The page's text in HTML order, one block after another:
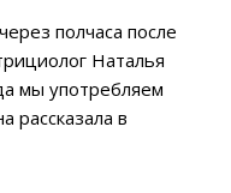
полчаса после
Наталья
мы употребляем
рассказала в